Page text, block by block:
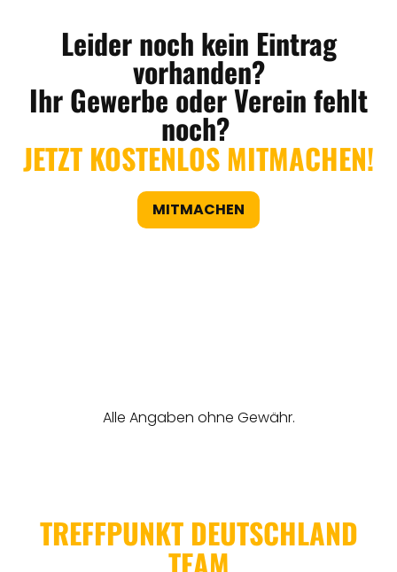
Leider noch kein Eintrag
vorhanden?
Ihr Gewerbe oder Verein fehlt
noch?
JETZT KOSTENLOS MITMACHEN!
MITMACHEN